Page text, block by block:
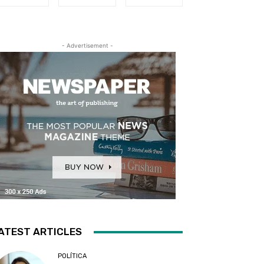
- Advertisement -
ARTICLES
POLÍTICA